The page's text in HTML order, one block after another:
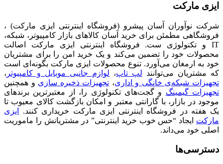
ایزی مارکت
شرکت نوآوران آسان پیشرو (فروشگاه اینترنتی ایزی مارکت) ،
فروشگاهی مطمئن برای خرید آسان کالاهای بازار کامپیوتر، شبکه،
IT و تکنولوژی ست. فروشگاه اینترنتی ایزی مارکت اصالت
محصولات خود را تضمین می‌کند و یک خرید امن را برای مشتریان
خود به ارمغان می‌آورد. تنوع محصولات ایزی مارکت بگونه‌ای است
که مشتریان می‌توانند لپ تاپ، لوازم جانبی موبایل و کامپیوتر ،
تجهیزات شبکه‌ی خانگی و اداری، تجهیزات ذخیره سازی و همچنین
تجهیزات گیمینگ و گجت‌های تکنولوژی را، از معتبرترین برندهای
موجود در بازار، با گارانتی معتبر و امکان بازگشت کالای معیوب تا
یک هفته در فروشگاه اینترنتی ایزی مارکت خریداری کنند.
ایزی
مارکت ایجاد “حس خوب خرید اینترنتی” در مشتریانش را ماموریت
اصلی خود می‌داند.
دسترسی‌ها